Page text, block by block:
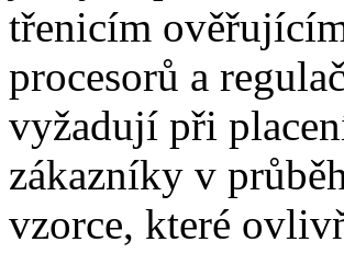
třenicím
procesorů a
vyžadují při
zákazníky v
vzorce, které